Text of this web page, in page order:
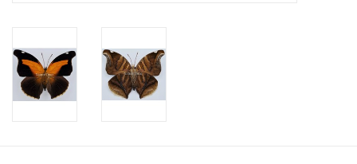
Hoorns & Geweien